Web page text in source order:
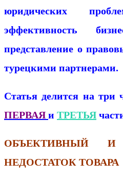
юридических
эффективность
представление о
турецкими партнерами.
Статья делится на три
ПЕРВАЯ и ТРЕТЬЯ
ОБЪЕКТИВНЫЙ И
НЕДОСТАТОК ТОВАРА